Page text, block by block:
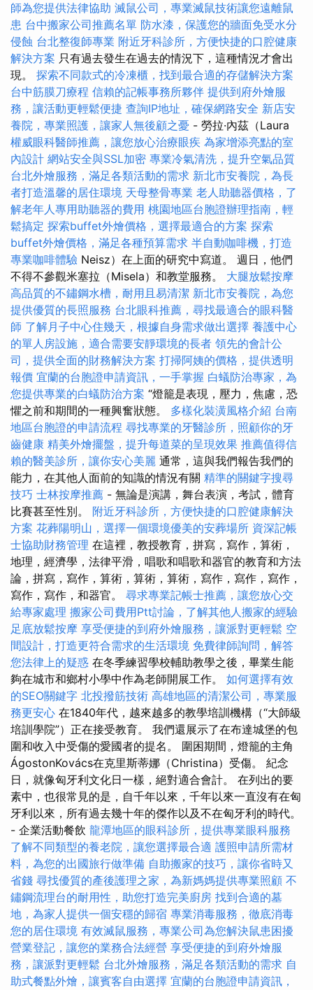
師為您提供法律協助 滅鼠公司，專業滅鼠技術讓您遠離鼠
患 台中搬家公司推薦名單 防水漆，保護您的牆面免受水分
侵蝕 台北整復師專業 附近牙科診所，方便快捷的口腔健康
解決方案 只有過去發生在過去的情況下，這種情況才會出
現。 探索不同款式的冷凍櫃，找到最合適的存儲解決方案
台中筋膜刀療程 信賴的記帳事務所夥伴 提供到府外燴服
務，讓活動更輕鬆便捷 查詢IP地址，確保網路安全 新店安
養院，專業照護，讓家人無後顧之憂 - 勞拉·內茲（Laura
權威眼科醫師推薦，讓您放心治療眼疾 為家增添亮點的室
內設計 網站安全與SSL加密 專業冷氣清洗，提升空氣品質
台北外燴服務，滿足各類活動的需求 新北市安養院，為長
者打造溫馨的居住環境 天母整骨專業 老人助聽器價格，了
解老年人專用助聽器的費用 桃園地區台胞證辦理指南，輕
鬆搞定 探索buffet外燴價格，選擇最適合的方案 探索
buffet外燴價格，滿足各種預算需求 半自動咖啡機，打造
專業咖啡體驗 Neisz）在上面的研究中寫道。 週日，他們
不得不參觀米塞拉（Misela）和教堂服務。 大腿放鬆按摩
高品質的不鏽鋼水槽，耐用且易清潔 新北市安養院，為您
提供優質的長照服務 台北眼科推薦，尋找最適合的眼科醫
師 了解月子中心住幾天，根據自身需求做出選擇 養護中心
的單人房設施，適合需要安靜環境的長者 領先的會計公
司，提供全面的財務解決方案 打掃阿姨的價格，提供透明
報價 宜蘭的台胞證申請資訊，一手掌握 白蟻防治專家，為
您提供專業的白蟻防治方案 “燈籠是表現，壓力，焦慮，恐
懼之前和期間的一種興奮狀態。 多樣化裝潢風格介紹 台南
地區台胞證的申請流程 尋找專業的牙醫診所，照顧你的牙
齒健康 精美外燴擺盤，提升每道菜的呈現效果 推薦值得信
賴的醫美診所，讓你安心美麗 通常，這與我們報告我們的
能力，在其他人面前的知識的情況有關 精準的關鍵字搜尋
技巧 士林按摩推薦 - 無論是演講，舞台表演，考試，體育
比賽甚至性別。 附近牙科診所，方便快捷的口腔健康解決
方案 花葬陽明山，選擇一個環境優美的安葬場所 資深記帳
士協助財務管理 在這裡，教授教育，拼寫，寫作，算術，
地理，經濟學，法律平滑，唱歌和唱歌和器官的教育和方法
論，拼寫，寫作，算術，算術，算術，寫作，寫作，寫作，
寫作，寫作，和器官。 尋求專業記帳士推薦，讓您放心交
給專家處理 搬家公司費用Ptt討論，了解其他人搬家的經驗
足底放鬆按摩 享受便捷的到府外燴服務，讓派對更輕鬆 空
間設計，打造更符合需求的生活環境 免費律師詢問，解答
您法律上的疑惑 在冬季練習學校輔助教學之後，畢業生能
夠在城市和鄉村小學中作為老師開展工作。 如何選擇有效
的SEO關鍵字 北投撥筋技術 高雄地區的清潔公司，專業服
務更安心 在1840年代，越來越多的教學培訓機構（“大師級
培訓學院”）正在接受教育。 我們還展示了在布達城堡的包
圍和收入中受傷的愛國者的提名。 圍困期間，燈籠的主角
ÁgostonKovács在克里斯蒂娜（Christina）受傷。 紀念
日，就像匈牙利文化日一樣，絕對適合會計。 在列出的要
素中，也很常見的是，自千年以來，千年以來一直沒有在匈
牙利以來，所有過去幾十年的傑作以及不在匈牙利的時代。
- 企業活動餐飲 龍潭地區的眼科診所，提供專業眼科服務
了解不同類型的養老院，讓您選擇最合適 護照申請所需材
料，為您的出國旅行做準備 自助搬家的技巧，讓你省時又
省錢 尋找優質的產後護理之家，為新媽媽提供專業照顧 不
鏽鋼流理台的耐用性，助您打造完美廚房 找到合適的墓
地，為家人提供一個安穩的歸宿 專業消毒服務，徹底消毒
您的居住環境 有效滅鼠服務，專業公司為您解決鼠患困擾
營業登記，讓您的業務合法經營 享受便捷的到府外燴服
務，讓派對更輕鬆 台北外燴服務，滿足各類活動的需求 自
助式餐點外燴，讓賓客自由選擇 宜蘭的台胞證申請資訊，